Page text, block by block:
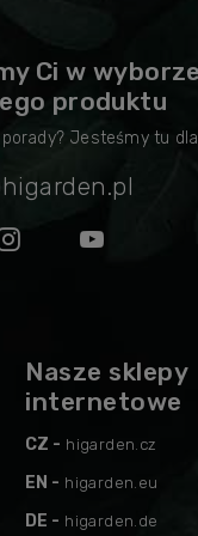
Ci w
produktu
higarden.pl
Nasze sklepy
internetowe
CZ - higarden.cz
EN - higarden.eu
DE - higarden.de